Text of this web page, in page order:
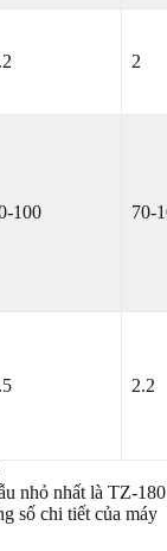
2
100 70-
2.2
nhỏ nhất là TZ-180
số chi tiết của máy